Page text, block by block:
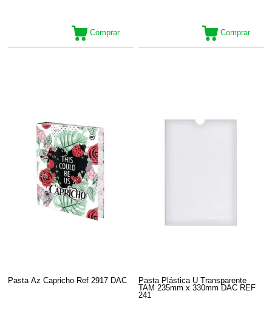
Comprar Comprar
Pasta Az Capricho Ref 2917 DAC
Pasta Plástica U Transparente
TAM 235mm x 330mm DAC REF
241